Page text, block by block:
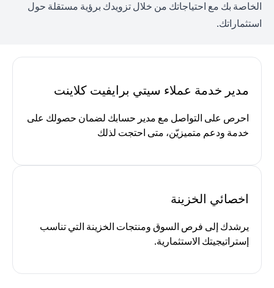
الخاصة بك مع احتياجاتك من خلال تزويدك برؤية مستقلة حول
استثماراتك.
مدير خدمة عملاء سيتي برايفيت كلاينت
احرص على التواصل مع مدير حسابك لضمان حصولك على
خدمة ودعم متميزيّن، متى احتجت لذلك
اخصائي الخزينة
يرشدك إلى فرص السوق ومنتجات الخزينة التي تناسب
إستراتيجيتك الاستثمارية.